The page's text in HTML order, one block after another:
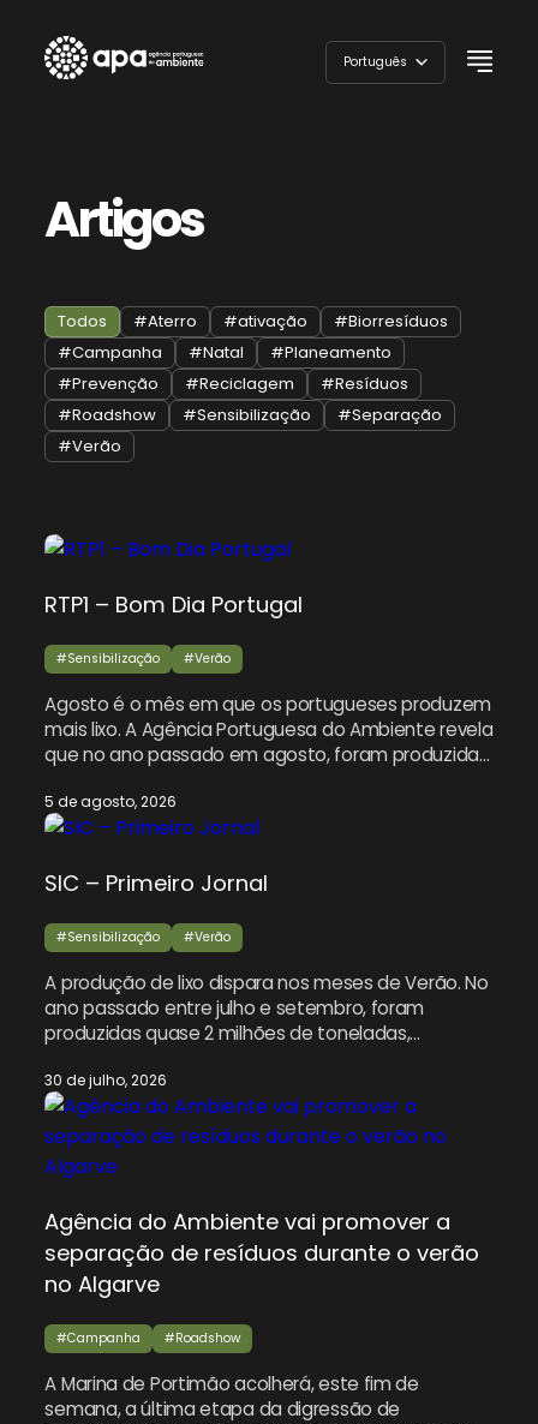
content
Português
Artigos
Todos #Aterro #ativação
#Biorresíduos
#Campanha
#Natal
#Planeamento
#Prevenção
#Reciclagem
#Resíduos
#Roadshow
#Sensibilização
#Separação
#Verão
RTP1 – Bom Dia Portugal
#Sensibilização #Verão
Agosto é o mês em que os portugueses produzem
mais lixo. A Agência Portuguesa do Ambiente revela
que no ano passado em agosto, foram produzidas
com o presidente da Agência Portuguesa do
Ambiente, José Pimenta Machado.
5 de agosto, 2026
SIC – Primeiro Jornal
#Sensibilização #Verão
A produção de lixo dispara nos meses de Verão. No
ano passado entre julho e setembro, foram
produzidas quase 2 milhões de toneladas,
Ambiente sublinha a necessidade de não esquecer
a reciclagem, mesmo nos meses de
descanso.Declarações de José Pimenta Machado,
presidente da Agência Portuguesa do Ambiente.
30 de julho, 2026
Agência do Ambiente vai promover a
separação de resíduos durante o verão
no Algarve
#Campanha #Roadshow
A Marina de Portimão acolherá, este fim de
semana, a última etapa da digressão de